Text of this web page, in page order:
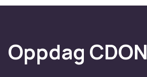
Oppdag CDON